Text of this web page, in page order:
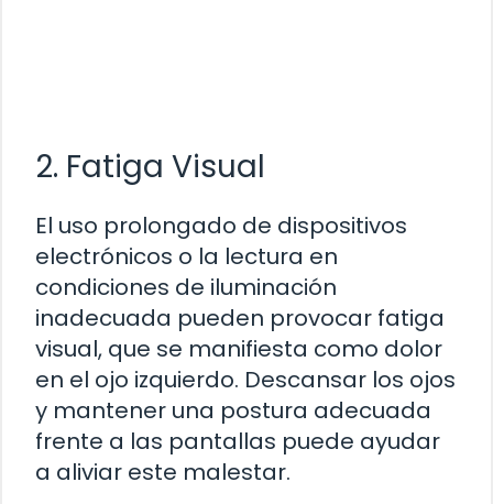
2. Fatiga Visual
El uso prolongado de dispositivos
electrónicos o la lectura en
condiciones de iluminación
inadecuada pueden provocar fatiga
visual, que se manifiesta como dolor
en el ojo izquierdo. Descansar los ojos
y mantener una postura adecuada
frente a las pantallas puede ayudar
a aliviar este malestar.